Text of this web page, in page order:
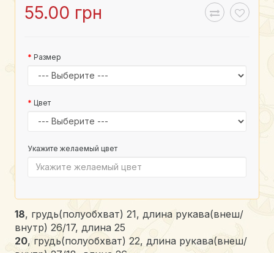
55.00 грн
Размер
Цвет
Укажите желаемый цвет
18, грудь(полуобхват) 21, длина рукава(внеш/
внутр) 26/17, длина 25
20, грудь(полуобхват) 22, длина рукава(внеш/